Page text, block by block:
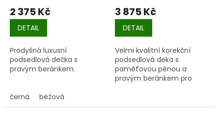
2 375 Kč
DETAIL
Prodyšná luxusní
podsedlová dečka s
pravým beránkem.
černá béžová
3 875 Kč
DETAIL
Velmi kvalitní korekční
podsedlová deka s
paměťovou pěnou a
pravým beránkem pro